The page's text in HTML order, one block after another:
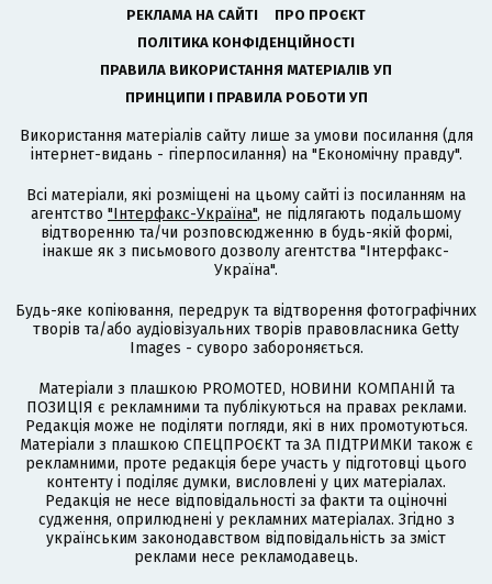
РЕКЛАМА НА САЙТІ
ПРО ПРОЄКТ
ПОЛІТИКА КОНФІДЕНЦІЙНОСТІ
ПРАВИЛА ВИКОРИСТАННЯ МАТЕРІАЛІВ УП
ПРИНЦИПИ І ПРАВИЛА РОБОТИ УП
Використання матеріалів сайту лише за умови посилання (для
інтернет-видань - гіперпосилання) на "Економічну правду".
Всі матеріали, які розміщені на цьому сайті із посиланням на
агентство "Інтерфакс-Україна", не підлягають подальшому
відтворенню та/чи розповсюдженню в будь-якій формі,
інакше як з письмового дозволу агентства "Інтерфакс-
Україна".
Будь-яке копіювання, передрук та відтворення фотографічних
творів та/або аудіовізуальних творів правовласника Getty
Images - суворо забороняється.
Матеріали з плашкою PROMOTED, НОВИНИ КОМПАНІЙ та
ПОЗИЦІЯ є рекламними та публікуються на правах реклами.
Редакція може не поділяти погляди, які в них промотуються.
Матеріали з плашкою СПЕЦПРОЄКТ та ЗА ПІДТРИМКИ також є
рекламними, проте редакція бере участь у підготовці цього
контенту і поділяє думки, висловлені у цих матеріалах.
Редакція не несе відповідальності за факти та оціночні
судження, оприлюднені у рекламних матеріалах. Згідно з
українським законодавством відповідальність за зміст
реклами несе рекламодавець.